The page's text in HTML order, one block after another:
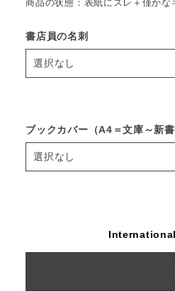
商品の状態：表紙にスレ＋僅かな
書店員の名刺
ブックカバー（A4＝文庫～新